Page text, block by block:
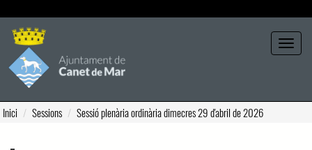
Toggle
Inici Sessions Sessió plenària ordinària dimecres 29 d'abril de 2026